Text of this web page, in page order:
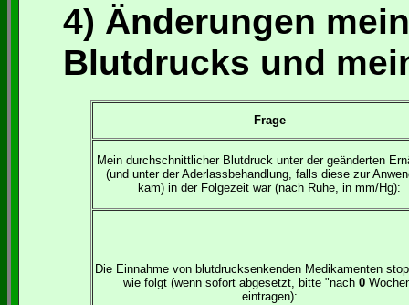
4) Änderungen
Blutdrucks und
Frage
Mein durchschnittlicher Blutdruck unter der geänderten
(und unter der Aderlassbehandlung, falls diese zur
kam) in der Folgezeit war (nach Ruhe, in mm/Hg):
Die Einnahme von blutdrucksenkenden Medikamenten
wie folgt (wenn sofort abgesetzt, bitte "nach 0
eintragen):